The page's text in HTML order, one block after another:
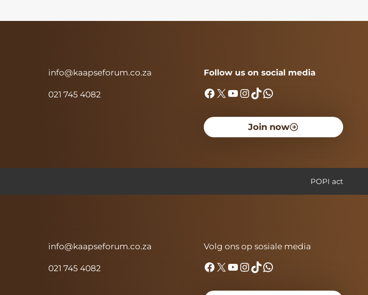
info@kaapseforum.co.za
021 745 4082
Follow us on social media
Facebook
X YouTube
Instagram
TikTok
WhatsApp
Join now
POPI act
info@kaapseforum.co.za
021 745 4082
Volg ons op sosiale media
Facebook
X YouTube
Instagram
TikTok
WhatsApp